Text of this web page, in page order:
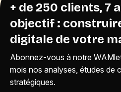
+ de 250 clients, 7
objectif :
digitale de votre
Abonnez-vous à notre
mois nos analyses, études de
stratégiques.